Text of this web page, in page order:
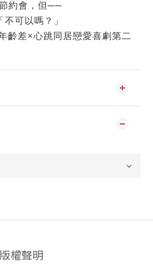
約會，但──
可以嗎？」
齡差×心跳同居戀愛喜劇第二
權聲明